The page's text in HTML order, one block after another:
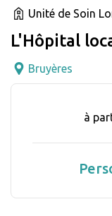
Unité de Soin
L'Hôpital
Bruyères
à